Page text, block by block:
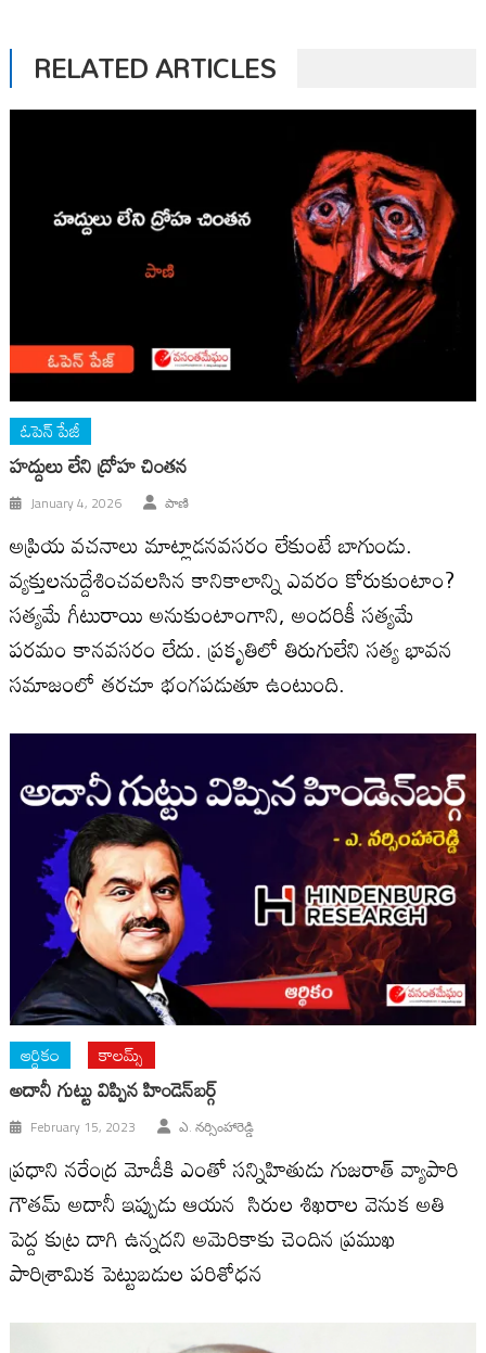
RELATED ARTICLES
ఓపెన్ పేజీ
హద్దులు లేని ద్రోహ చింతన
January 4, 2026 పాణి
అప్రియ వచనాలు మాట్లాడనవసరం లేకుంటే బాగుండు.
వ్యక్తులనుద్దేశించవలసిన కానికాలాన్ని ఎవరం కోరుకుంటాం?
సత్యమే గీటురాయి అనుకుంటాంగాని, అందరికీ సత్యమే
పరమం కానవసరం లేదు. ప్రకృతిలో తిరుగులేని సత్య భావన
సమాజంలో తరచూ భంగపడుతూ ఉంటుంది.
ఆర్ధికం కాలమ్స్
అదానీ గుట్టు విప్పిన హిండెన్‌బర్గ్‌
February 15, 2023 ఎ. నర్సింహారెడ్డి
ప్రధాని నరేంద్ర మోడీకి ఎంతో సన్నిహితుడు గుజరాత్‌ వ్యాపారి
గౌతమ్‌ అదానీ ఇప్పుడు ఆయన సిరుల శిఖరాల వెనుక అతి
పెద్ద కుట్ర దాగి ఉన్నదని అమెరికాకు చెందిన ప్రముఖ
పారిశ్రామిక పెట్టుబడుల పరిశోధన